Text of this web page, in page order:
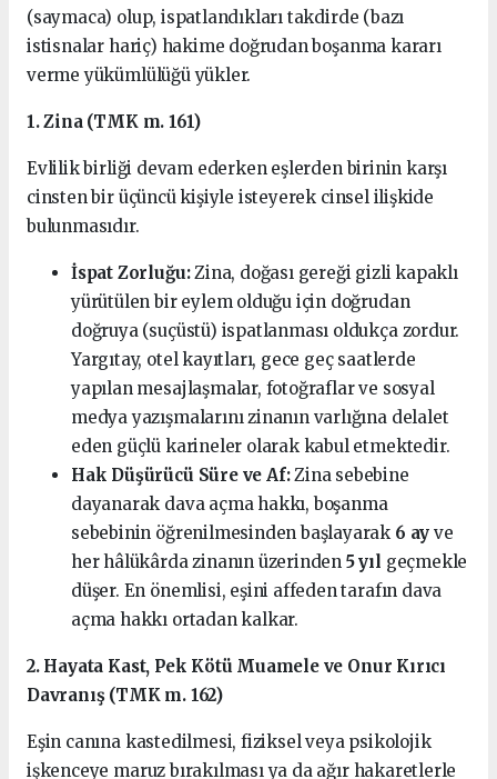
(saymaca) olup, ispatlandıkları takdirde (bazı
istisnalar hariç) hakime doğrudan boşanma kararı
verme yükümlülüğü yükler.
1. Zina (TMK m. 161)
Evlilik birliği devam ederken eşlerden birinin karşı
cinsten bir üçüncü kişiyle isteyerek cinsel ilişkide
bulunmasıdır.
İspat Zorluğu:Zina, doğası gereği gizli kapaklı
yürütülen bir eylem olduğu için doğrudan
doğruya (suçüstü) ispatlanması oldukça zordur.
Yargıtay, otel kayıtları, gece geç saatlerde
yapılan mesajlaşmalar, fotoğraflar ve sosyal
medya yazışmalarını zinanın varlığına delalet
eden güçlü karineler olarak kabul etmektedir.
Hak Düşürücü Süre ve Af:Zina sebebine
dayanarak dava açma hakkı, boşanma
sebebinin öğrenilmesinden başlayarak 6 ay ve
her hâlükârda zinanın üzerinden 5 yıl geçmekle
düşer. En önemlisi, eşini affeden tarafın dava
açma hakkı ortadan kalkar.
2. Hayata Kast, Pek Kötü Muamele ve Onur Kırıcı
Davranış (TMK m. 162)
Eşin canına kastedilmesi, fiziksel veya psikolojik
işkenceye maruz bırakılması ya da ağır hakaretlerle